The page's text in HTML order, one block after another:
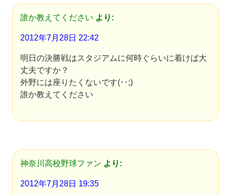
誰か教えてください より:
2012年7月28日 22:42
明日の決勝戦はスタジアムに何時ぐらいに着けば大
丈夫ですか？
外野には座りたくないです(･･;)
誰か教えてください
神奈川高校野球ファン より:
2012年7月28日 19:35